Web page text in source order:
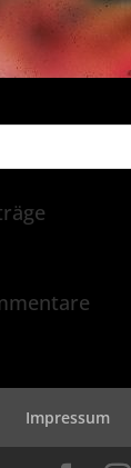
Impressum